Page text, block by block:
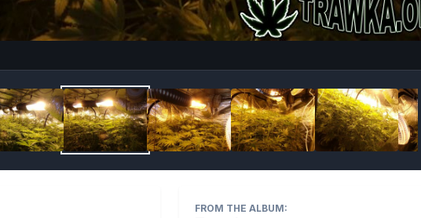
Image Tools
FROM THE ALBUM: